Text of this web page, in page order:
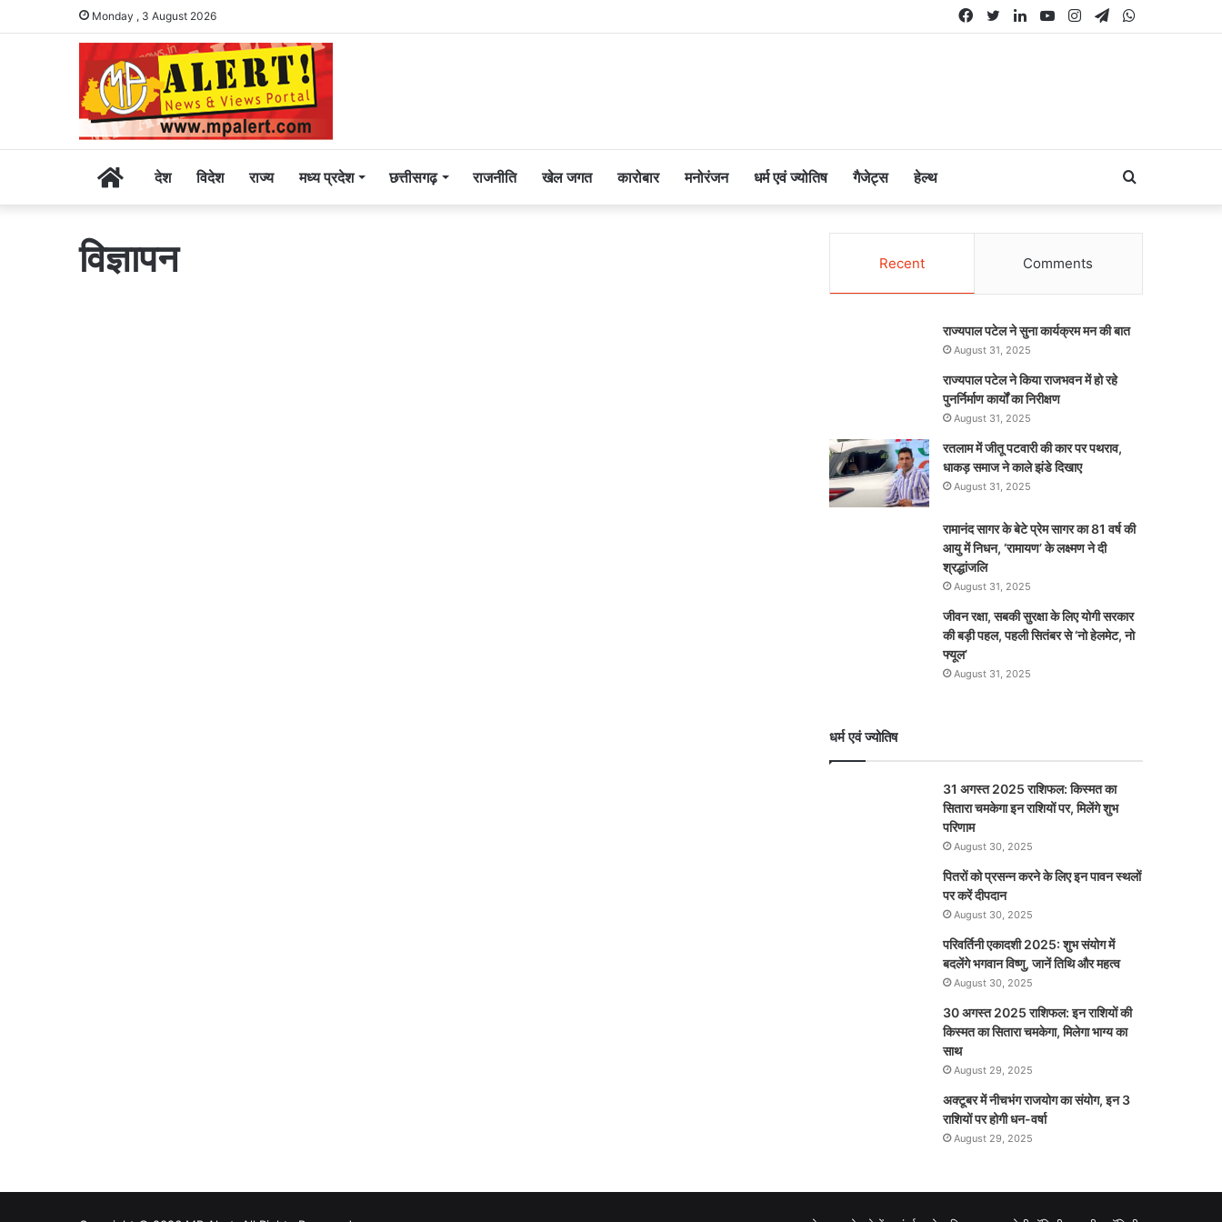
Monday , 3 August 2026 Telegram
Instagram
YouTube
LinkedIn
Twitter
Facebook
Homeदेश विदेश राज्य मध्य प्रदेश छत्तीसगढ़ राजनीति खेल जगत कारोबार मनोरंजन धर्म एवं ज्योतिष गैजेट्स हेल्थ Search
for
विज्ञापन Recent Comments
राज्यपाल पटेल ने सुना कार्यक्रम मन की बात
August 31, 2025
राज्यपाल पटेल ने किया राजभवन में हो रहे
पुनर्निर्माण कार्यों का निरीक्षण
August 31, 2025
रतलाम में जीतू पटवारी की कार पर पथराव,
धाकड़ समाज ने काले झंडे दिखाए
August 31, 2025
रामानंद सागर के बेटे प्रेम सागर का 81 वर्ष की
आयु में निधन, ‘रामायण’ के लक्ष्मण ने दी
श्रद्धांजलि
August 31, 2025
जीवन रक्षा, सबकी सुरक्षा के लिए योगी सरकार
की बड़ी पहल, पहली सितंबर से ‘नो हेलमेट, नो
फ्यूल’
August 31, 2025
धर्म एवं ज्योतिष
31 अगस्त 2025 राशिफल: किस्मत का
सितारा चमकेगा इन राशियों पर, मिलेंगे शुभ
परिणाम
August 30, 2025
पितरों को प्रसन्न करने के लिए इन पावन स्थलों
पर करें दीपदान
August 30, 2025
परिवर्तिनी एकादशी 2025: शुभ संयोग में
बदलेंगे भगवान विष्णु, जानें तिथि और महत्व
August 30, 2025
30 अगस्त 2025 राशिफल: इन राशियों की
किस्मत का सितारा चमकेगा, मिलेगा भाग्य का
साथ
August 29, 2025
अक्टूबर में नीचभंग राजयोग का संयोग, इन 3
राशियों पर होगी धन-वर्षा
August 29, 2025